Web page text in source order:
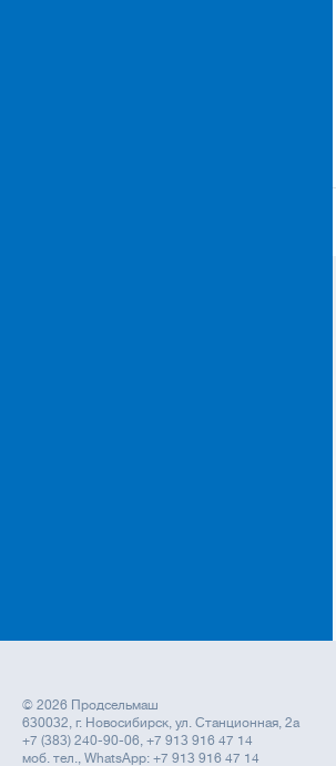
© 2026 Продсельмаш
630032, г. Новосибирск, ул. Станционная, 2а
+7 (383) 240-90-06, +7 913 916 47 14
моб. тел., WhatsApp: +7 913 916 47 14